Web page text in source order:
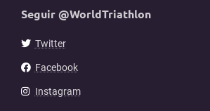
Seguir @WorldTriathlon
Twitter
Facebook
Instagram